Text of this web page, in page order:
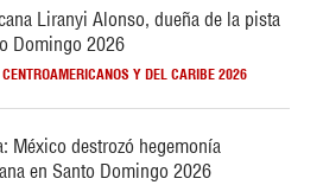
Liranyi Alonso, dueña de la pista
Domingo 2026
CENTROAMERICANOS Y DEL CARIBE 2026
México destrozó hegemonía
en Santo Domingo 2026